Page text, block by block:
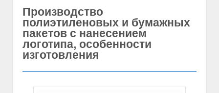
Производство
полиэтиленовых и бумажных
пакетов с нанесением
логотипа, особенности
изготовления